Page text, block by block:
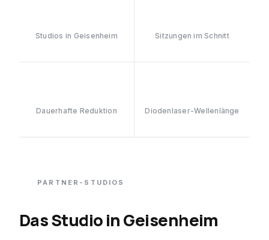
Studios in Geisenheim Sitzungen im Schnitt
Dauerhafte Reduktion Diodenlaser-Wellenlänge
PARTNER-STUDIOS
Das StudioinGeisenheim